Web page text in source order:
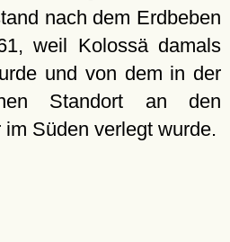
nach dem Erdbeben
weil Kolossä damals
und von dem in der
Standort an den
Süden verlegt wurde.